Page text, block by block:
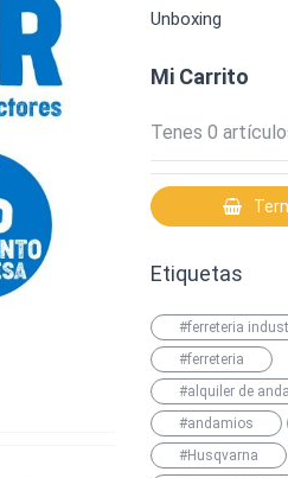
Unboxing
Mi Carrito
Tenes 0
Etiquetas
#ferreteria
#ferreteria
#alquiler de
#andamios
#Husqvarna